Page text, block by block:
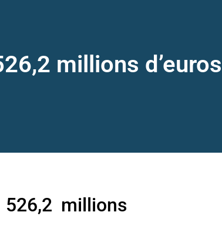
millions d’euros
millions